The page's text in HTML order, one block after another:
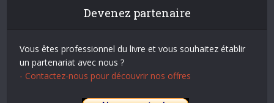
Devenez partenaire
Vous êtes professionnel du livre et vous souhaitez établir
un partenariat avec nous ?
- Contactez-nous pour découvrir nos offres